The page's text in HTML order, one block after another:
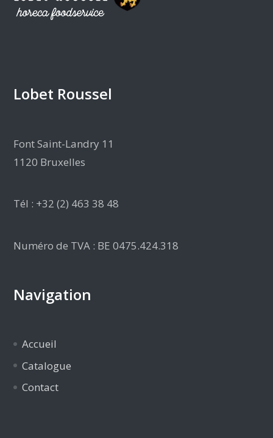
Lobet Roussel
Font Saint-Landry 11
1120 Bruxelles
Tél : +32 (2) 463 38 48
Numéro de TVA : BE 0475.424.318
Navigation
Accueil
Catalogue
Contact